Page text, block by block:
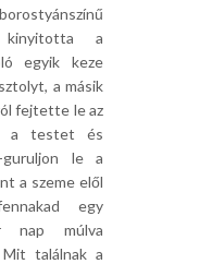
kinyitotta a
egyik keze
a másik
fejtette le az
a testet és
guruljon le a
a szeme elől
egy
nap múlva
Mit találnak a